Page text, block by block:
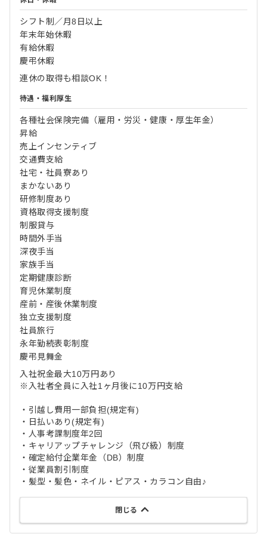
シフト制／月8日以上
年末年始休暇
有給休暇
慶弔休暇
連休の取得も相談OK！
待遇・福利厚生
各種社会保険完備（雇用・労災・健康・厚生年金）
昇給
売上インセンティブ
交通費支給
社宅・社員寮あり
まかないあり
研修制度あり
資格取得支援制度
制服貸与
時間外手当
深夜手当
家族手当
定期健康診断
育児休業制度
産前・産後休業制度
独立支援制度
社員旅行
永年勤続表彰制度
慶弔見舞金
入社祝金最大10万円あり
※入社者全員に入社1ヶ月後に10万円支給
・引越し費用一部負担(規定有)
・日払いあり(規定有)
・人事考課制度年2回
・キャリアップチャレンジ（飛び級）制度
・確定給付企業年金（DB）制度
・従業員割引制度
・髪型・髪色・ネイル・ピアス・カラコン自由♪
閉じる